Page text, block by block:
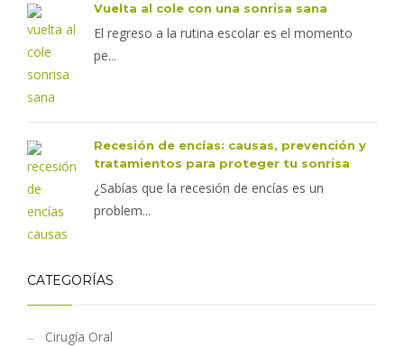
Vuelta al cole con una sonrisa sana
El regreso a la rutina escolar es el momento
pe...
Recesión de encías: causas, prevención y
tratamientos para proteger tu sonrisa
¿Sabías que la recesión de encías es un
problem...
CATEGORÍAS
Cirugía Oral